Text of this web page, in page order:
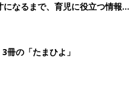
なるまで、育児に役立つ情報が
冊の「たまひよ」